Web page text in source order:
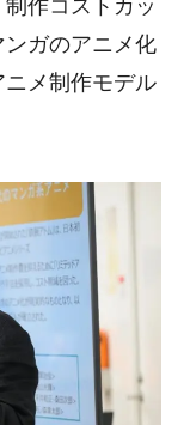
作コストカッ
ンガのアニメ化
メ制作モデル